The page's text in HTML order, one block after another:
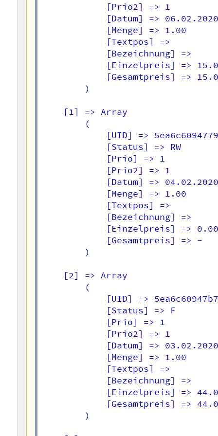
            [Prio2] => 1
            [Datum] => 06.02.2020
            [Menge] => 1.00
            [Textpos] =>
            [Bezeichnung] =>
[Einzelpreis] =>
[Gesamtpreis] =>
        )
    [1] => Array
        (
[UID] =>
            [Status] => RW
            [Prio] => 1
            [Prio2] => 1
            [Datum] => 04.02.2020
            [Menge] => 1.00
            [Textpos] =>
            [Bezeichnung] =>
            [Einzelpreis] => 0.00
            [Gesamtpreis] => -
        )
    [2] => Array
        (
[UID] =>
            [Status] => F
            [Prio] => 1
            [Prio2] => 1
            [Datum] => 03.02.2020
            [Menge] => 1.00
            [Textpos] =>
            [Bezeichnung] =>
[Einzelpreis] =>
[Gesamtpreis] =>
        )